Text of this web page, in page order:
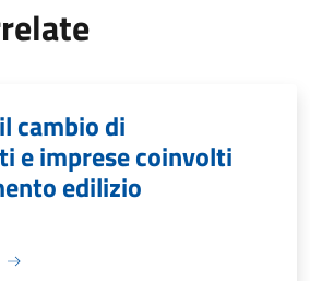
cambio di
e imprese coinvolti
edilizio